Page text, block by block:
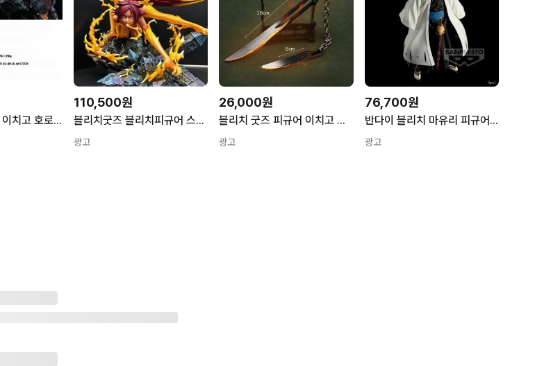
블리치 쿠로사키 이치고 호로화 배틀 액션 연출 거치형 스태츄 피규어 1개
110,500원
블리치굿즈 블리치피규어 스태츄 캐릭터 PVC 데스크탑
광고
26,000원
블리치 굿즈 피규어 이치고 참백도 장식품 쌍검 D 18cm
광고
76,700원
반다이 블리치 마유리 피규어 쿠로츠치 마유리 1개
광고